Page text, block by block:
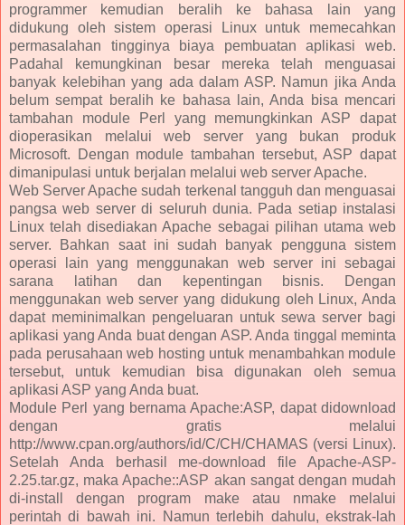
programmer kemudian beralih ke bahasa lain yang
didukung oleh sistem operasi Linux untuk memecahkan
permasalahan tingginya biaya pembuatan aplikasi web.
Padahal kemungkinan besar mereka telah menguasai
banyak kelebihan yang ada dalam ASP. Namun jika Anda
belum sempat beralih ke bahasa lain, Anda bisa mencari
tambahan module Perl yang memungkinkan ASP dapat
dioperasikan melalui web server yang bukan produk
Microsoft. Dengan module tambahan tersebut, ASP dapat
dimanipulasi untuk berjalan melalui web server Apache.
Web Server Apache sudah terkenal tangguh dan menguasai
pangsa web server di seluruh dunia. Pada setiap instalasi
Linux telah disediakan Apache sebagai pilihan utama web
server. Bahkan saat ini sudah banyak pengguna sistem
operasi lain yang menggunakan web server ini sebagai
sarana latihan dan kepentingan bisnis. Dengan
menggunakan web server yang didukung oleh Linux, Anda
dapat meminimalkan pengeluaran untuk sewa server bagi
aplikasi yang Anda buat dengan ASP. Anda tinggal meminta
pada perusahaan web hosting untuk menambahkan module
tersebut, untuk kemudian bisa digunakan oleh semua
aplikasi ASP yang Anda buat.
Module Perl yang bernama Apache:ASP, dapat didownload
dengan gratis melalui
http://www.cpan.org/authors/id/C/CH/CHAMAS (versi Linux).
Setelah Anda berhasil me-download file Apache-ASP-
2.25.tar.gz, maka Apache::ASP akan sangat dengan mudah
di-install dengan program make atau nmake melalui
perintah di bawah ini. Namun terlebih dahulu, ekstrak-lah